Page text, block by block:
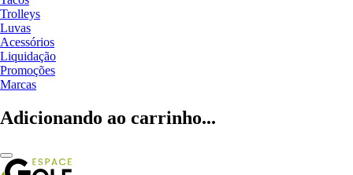
Trolleys
Luvas
Acessórios
Liquidação
Promoções
Marcas
Adicionando ao carrinho...